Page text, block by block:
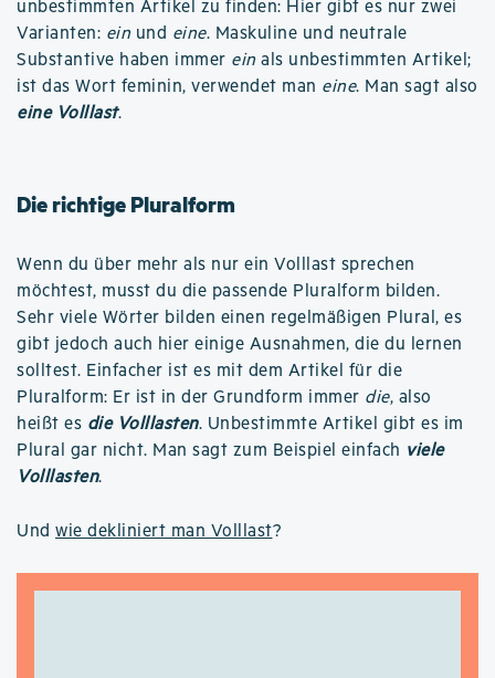
unbestimmten Artikel zu finden: Hier gibt es nur zwei
Varianten: ein und eine. Maskuline und neutrale
Substantive haben immer ein als unbestimmten Artikel;
ist das Wort feminin, verwendet man eine. Man sagt also
eine Volllast.
Die richtige Pluralform
Wenn du über mehr als nur ein Volllast sprechen
möchtest, musst du die passende Pluralform bilden.
Sehr viele Wörter bilden einen regelmäßigen Plural, es
gibt jedoch auch hier einige Ausnahmen, die du lernen
solltest. Einfacher ist es mit dem Artikel für die
Pluralform: Er ist in der Grundform immer die, also
heißt es die Volllasten. Unbestimmte Artikel gibt es im
Plural gar nicht. Man sagt zum Beispiel einfach viele
Volllasten.
Und wie dekliniert man Volllast?